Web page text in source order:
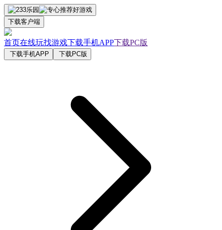
下载客户端
首页在线玩找游戏下载手机APP下载PC版
下载手机APP 下载PC版